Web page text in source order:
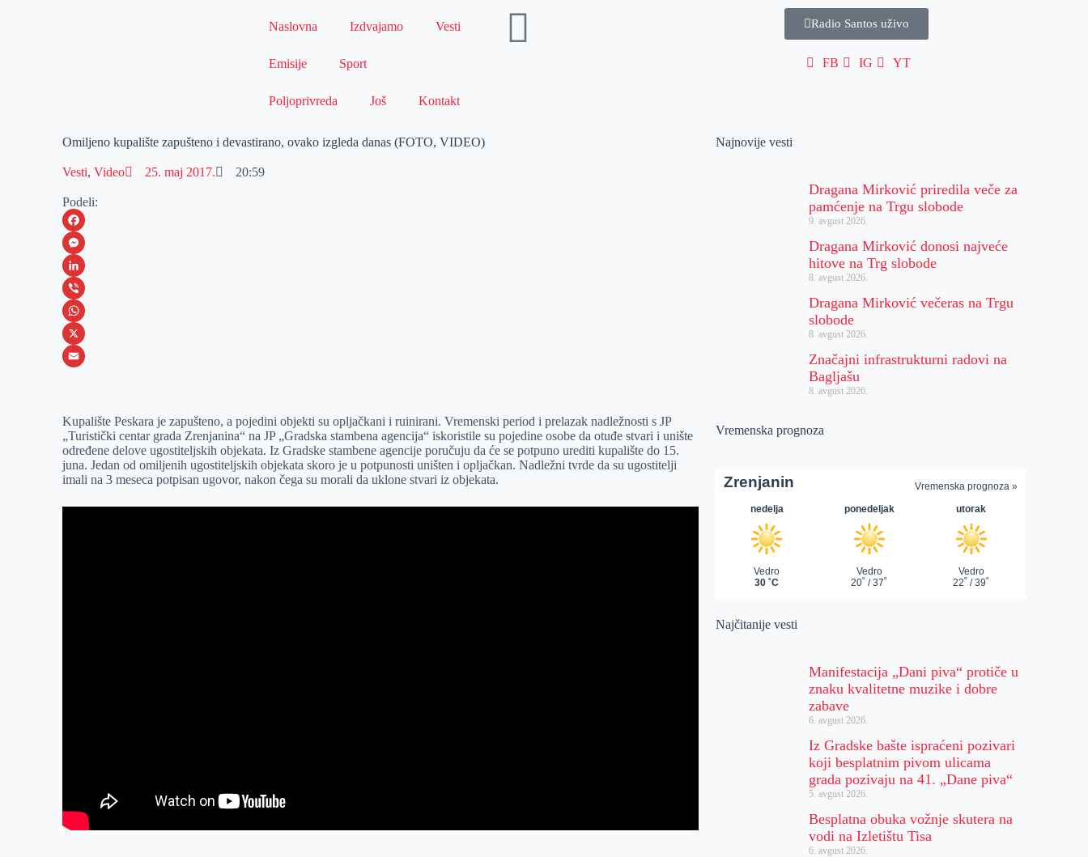
Naslovna Izdvajamo Vesti
Emisije Sport
Poljoprivreda Još Kontakt
Radio Santos uživo
FB IG YT
Omiljeno kupalište zapušteno i devastirano, ovako izgleda danas (FOTO, VIDEO)
Vesti,Video 25. maj 2017. 20:59
Podeli:
F
a
c
e
b
o
M
e
s
s
e
e
r
L
i
n
k
I
n
V
i
b
W
h
s
A
p
X
a
i
l
Kupalište Peskara je zapušteno, a pojedini objekti su opljačkani i ruinirani. Vremenski period i prelazak nadležnosti s JP
„Turistički centar grada Zrenjanina“ na JP „Gradska stambena agencija“ iskoristile su pojedine osobe da otuđe stvari i unište
određene delove ugostiteljskih objekata. Iz Gradske stambene agencije poručuju da će se potpuno urediti kupalište do 15.
juna. Jedan od omiljenih ugostiteljskih objekata skoro je u potpunosti uništen i opljačkan. Nadležni tvrde da su ugostitelji
imali na 3 meseca potpisan ugovor, nakon čega su morali da uklone stvari iz objekata.
Najnovije vesti
Dragana Mirković priredila veče za
pamćenje na Trgu slobode
9. avgust 2026.
Dragana Mirković donosi najveće
hitove na Trg slobode
8. avgust 2026.
Dragana Mirković večeras na Trgu
slobode
8. avgust 2026.
Značajni infrastrukturni radovi na
Bagljašu
8. avgust 2026.
Vremenska prognoza
Najčitanije vesti
Manifestacija „Dani piva“ protiče u
znaku kvalitetne muzike i dobre
zabave
6. avgust 2026.
Iz Gradske bašte ispraćeni pozivari
koji besplatnim pivom ulicama
grada pozivaju na 41. „Dane piva“
5. avgust 2026.
Besplatna obuka vožnje skutera na
vodi na Izletištu Tisa
6. avgust 2026.